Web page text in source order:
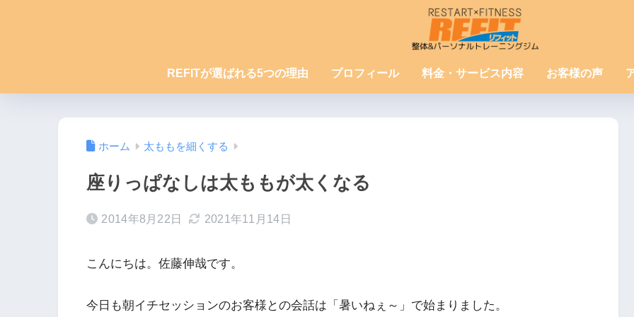
REFITが選ばれる5つの理由 プロフィール 料金・サービス内容 お客様の声
ホーム 太ももを細くする
座りっぱなしは太ももが太くなる
2014年8月22日 2021年11月14日
こんにちは。佐藤伸哉です。
今日も朝イチセッションのお客様との会話は「暑いねぇ～」で始まりました。